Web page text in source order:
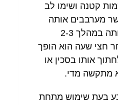
קטנה ושימו לב
מערבבים אותה
לראשונה ואז ראו אותה במהלך 2-3
חצי שעה הוא הופך
אותו בסכין או
מתקשה מדי.
בעת שימוש מתחת